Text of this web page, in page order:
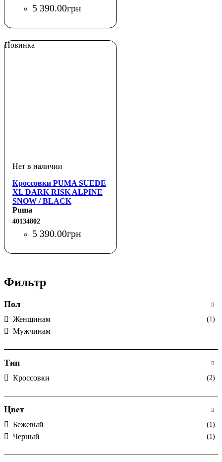
5 390.00грн
Новинка
Кроссовки PUMA SUEDE
XL DARK RISK ALPINE
SNOW / BLACK
Puma
40134802
5 390.00грн
Фильтр
Пол
Женщинам (1)
Мужчинам
Тип
Кроссовки (2)
Цвет
Бежевый (1)
Черный (1)